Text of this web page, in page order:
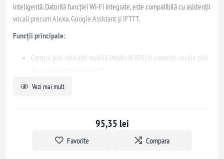
inteligentă. Datorită funcției Wi-Fi integrate, este compatibilă cu asistenții
vocali precum Alexa, Google Assistant și IFTTT.
Funcții principale:
Control prin aplicație mobilă (Android/iOS) și comenzi vocale prin
Nu necesită hub separat, funcționează cu orice router Wi-Fi
Vezi mai mult
95,35 lei
Favorite Compara